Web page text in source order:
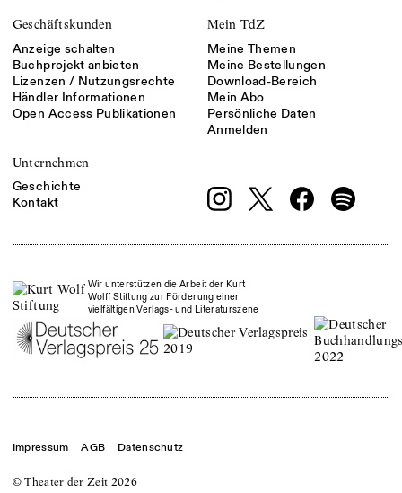
Geschäftskunden
Anzeige schalten
Buchprojekt anbieten
Lizenzen / Nutzungsrechte
Händler Informationen
Open Access Publikationen
Mein TdZ
Meine Themen
Meine Bestellungen
Download-Bereich
Mein Abo
Persönliche Daten
Anmelden
Unternehmen
Geschichte
Kontakt
Wir unterstützen die Arbeit der Kurt
Wolff Stiftung zur Förderung einer
vielfältigen Verlags- und Literaturszene
© Theater der Zeit 2026
Impressum AGB Datenschutz